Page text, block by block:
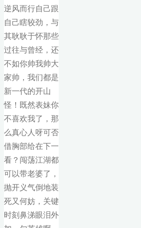
逆风而行自己跟
自己瞎较劲，与
其耿耿于怀那些
过往与曾经，还
不如你帅我帅大
家帅，我们都是
新一代的开山
怪！既然表妹你
不喜欢我了，那
么真心人呀可否
借胸部给在下一
看？闯荡江湖都
可以带老婆了，
抛开义气倒地装
死又何妨，关键
时刻鼻涕眼泪外